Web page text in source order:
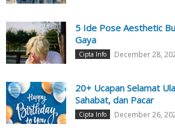
5 Ide Pose Aesthetic
Gaya
Cipta Info December 28,
20+ Ucapan Selamat
Sahabat, dan Pacar
Cipta Info December 26,